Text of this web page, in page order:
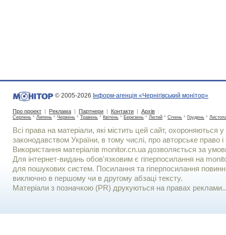
© 2005-2026 Інформ-агенція «Чернігівський монітор»
Про проект | Реклама | Партнери | Контакти | Архів :
Серпень * Липень * Червень * Травень * Квітень * Березень * Лютий * Січень * Грудень *
Всі права на матеріали, які містить цей сайт, охороняються у
законодавством України, в тому числі, про авторське право і
Використання матерiалiв monitor.cn.ua дозволяється за
Для iнтернет-видань обов'язковим є гiперпосилання на
для пошукових систем. Посилання та гіперпосилання
виключно в першому чи в другому абзаці тексту.
Матеріали з позначкою (PR) друкуються на правах реклами..